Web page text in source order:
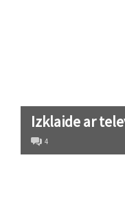
Izklaide ar
4